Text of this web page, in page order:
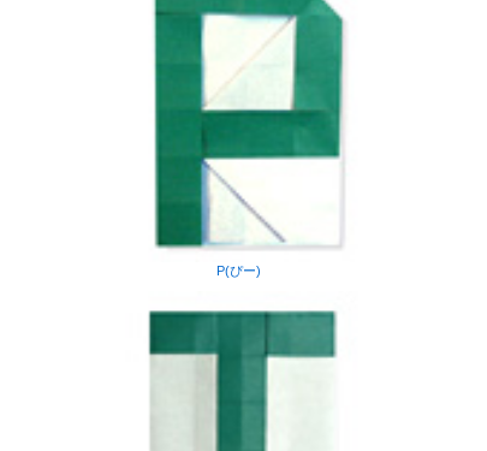
P(ぴー)